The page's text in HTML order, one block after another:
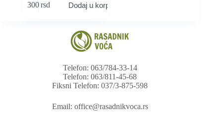
300rsd Dodaj u korpu
Telefon: 063/784-33-14
Telefon: 063/811-45-68
Fiksni Telefon: 037/3-875-598
Email: office@rasadnikvoca.rs